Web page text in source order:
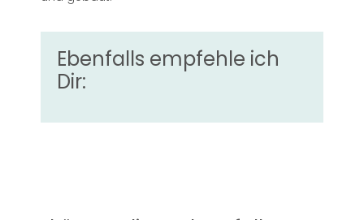
Ebenfalls empfehle ich
Dir: